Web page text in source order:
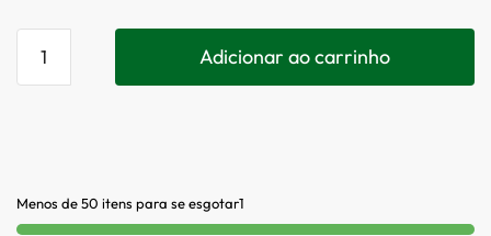
Adicionar ao carrinho
Menos de 50 itens para se esgotar1